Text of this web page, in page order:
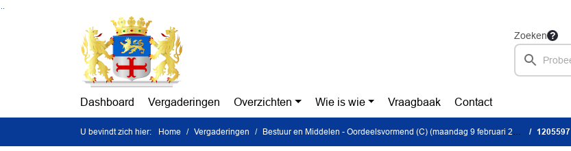
Ga naar de inhoud van deze pagina
Zoeken
Dashboard Vergaderingen Overzichten Wie is wie Vraagbaak Contact
U bevindt zich hier: Home Vergaderingen Bestuur en Middelen - Oordeelsvormend (C) (maandag 9 februari 2026)